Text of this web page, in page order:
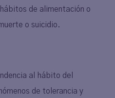
de alimentación o
o suicidio.
al hábito del
de tolerancia y